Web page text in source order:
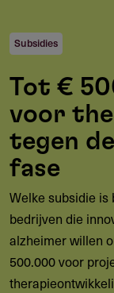
Subsidies
Tot €
voor
tegen
fase
Welke subsidie
bedrijven die
alzheimer willen
500.000 voor